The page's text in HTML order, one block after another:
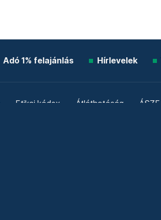
Adó 1% felajánlás Hírlevelek
Etikai kódex Átláthatóság ÁSZF